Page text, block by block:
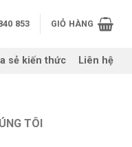
853 GIỎ HÀNG
sẻ kiến thức Liên hệ
TÔI